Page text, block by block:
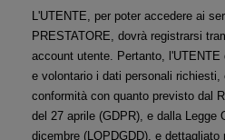
L'UTENTE, per poter accedere ai
PRESTATORE, dovrà registrarsi
account utente. Pertanto, l'UTENTE
e volontario i dati personali
conformità con quanto previsto dal
del 27 aprile (GDPR), e dalla Legge
dicembre (LOPDGDD), e